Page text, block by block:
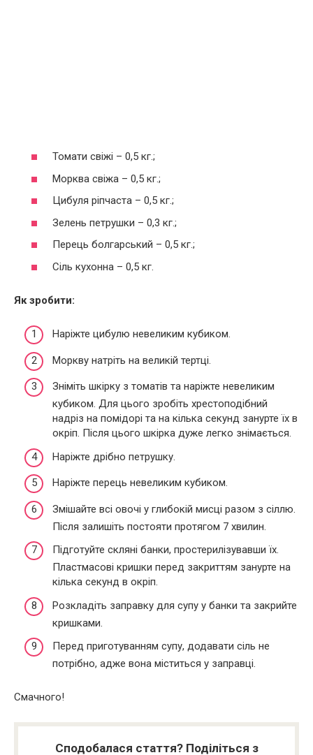
Томати свіжі – 0,5 кг.;
Морква свіжа – 0,5 кг.;
Цибуля ріпчаста – 0,5 кг.;
Зелень петрушки – 0,3 кг.;
Перець болгарський – 0,5 кг.;
Сіль кухонна – 0,5 кг.
Як зробити:
Наріжте цибулю невеликим кубиком.
Моркву натріть на великій тертці.
Зніміть шкірку з томатів та наріжте невеликим
кубиком. Для цього зробіть хрестоподібний
надріз на помідорі та на кілька секунд занурте їх в
окріп. Після цього шкірка дуже легко знімається.
Наріжте дрібно петрушку.
Наріжте перець невеликим кубиком.
Змішайте всі овочі у глибокій мисці разом з сіллю.
Після залишіть постояти протягом 7 хвилин.
Підготуйте скляні банки, простерилізувавши їх.
Пластмасові кришки перед закриттям занурте на
кілька секунд в окріп.
Розкладіть заправку для супу у банки та закрийте
кришками.
Перед приготуванням супу, додавати сіль не
потрібно, адже вона міститься у заправці.
Смачного!
Сподобалася стаття? Поділіться з